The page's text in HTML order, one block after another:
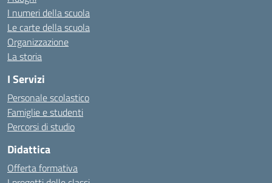
I numeri della scuola
Le carte della scuola
Organizzazione
La storia
I Servizi
Personale scolastico
Famiglie e studenti
Percorsi di studio
Didattica
Offerta formativa